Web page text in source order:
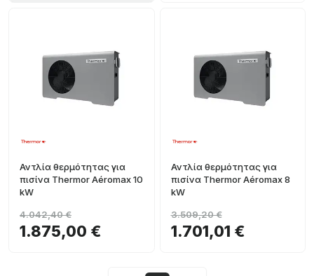
Αντλία θερμότητας για
πισίνα Thermor Aéromax 10
kW
1.875,00 €
4.042,40 €
Αντλία θερμότητας για
πισίνα Thermor Aéromax 8
kW
1.701,01 €
3.509,20 €